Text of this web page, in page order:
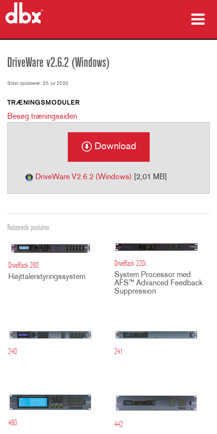
træning
DriveWare v2.6.2 (Windows)
Sidst opdateret: 20. jul 2020
TRÆNINGSMODULER
Besøg træningssiden
Download
DriveWare V2.6.2 (Windows) [2,01 MB]
Relaterede produkter
DriveRack 260
Højttalerstyringssystem
DriveRack 220i
System Processor med
AFS™ Advanced Feedback
Suppression
240 241
480 442